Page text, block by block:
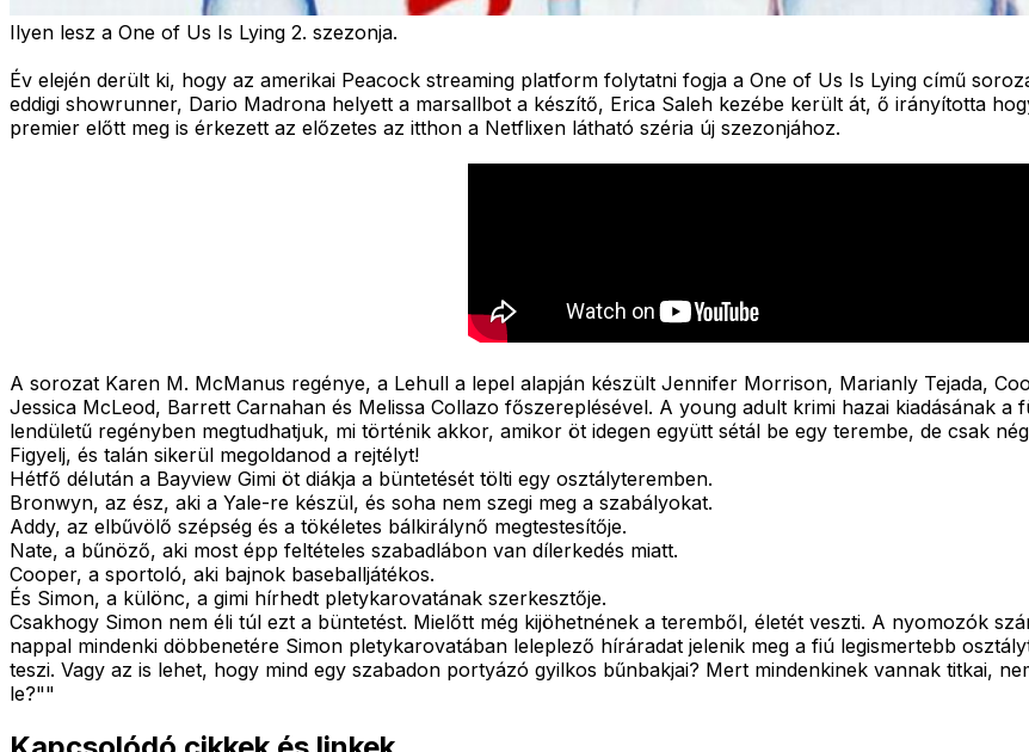
Ilyen lesz a One of Us Is Lying 2. szezonja.
Év elején derült ki, hogy az amerikai Peacock streaming platform folytatni fogja a One of Us Is Lying című
eddigi showrunner, Dario Madrona helyett a marsallbot a készítő, Erica Saleh kezébe került át, ő irányította
premier előtt meg is érkezett az előzetes az itthon a Netflixen látható széria új szezonjához.
A sorozat Karen M. McManus regénye, a Lehull a lepel alapján készült Jennifer Morrison, Marianly Tejada,
Jessica McLeod, Barrett Carnahan és Melissa Collazo főszereplésével. A young adult krimi hazai kiadásának a
lendületű regényben megtudhatjuk, mi történik akkor, amikor öt idegen együtt sétál be egy terembe, de csak
Figyelj, és talán sikerül megoldanod a rejtélyt!
Hétfő délután a Bayview Gimi öt diákja a büntetését tölti egy osztályteremben.
Bronwyn, az ész, aki a Yale-re készül, és soha nem szegi meg a szabályokat.
Addy, az elbűvölő szépség és a tökéletes bálkirálynő megtestesítője.
Nate, a bűnöző, aki most épp feltételes szabadlábon van dílerkedés miatt.
Cooper, a sportoló, aki bajnok baseballjátékos.
És Simon, a különc, a gimi hírhedt pletykarovatának szerkesztője.
Csakhogy Simon nem éli túl ezt a büntetést. Mielőtt még kijöhetnének a teremből, életét veszti. A nyomozók
nappal mindenki döbbenetére Simon pletykarovatában leleplező híráradat jelenik meg a fiú legismertebb
teszi. Vagy az is lehet, hogy mind egy szabadon portyázó gyilkos bűnbakjai? Mert mindenkinek vannak titkai,
le?""